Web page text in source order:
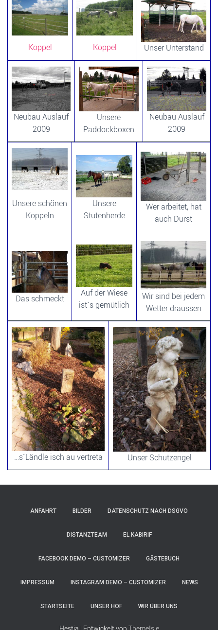
Koppel Koppel Unser Unterstand
Neubau Auslauf
2009
Unsere
Paddockboxen
Neubau Auslauf
2009
Unsere schönen
Koppeln
Unsere
Stutenherde
Wer arbeitet, hat
auch Durst
Das schmeckt
Auf der Wiese
ist`s gemütlich
Wir sind bei jedem
Wetter draussen
…s`Ländle isch au vertreta Unser Schutzengel
ANFAHRT BILDER DATENSCHUTZ NACH DSGVO
DISTANZTEAM EL KABIRIF
FACEBOOK DEMO – CUSTOMIZER GÄSTEBUCH
IMPRESSUM INSTAGRAM DEMO – CUSTOMIZER NEWS
STARTSEITE UNSER HOF WIR ÜBER UNS